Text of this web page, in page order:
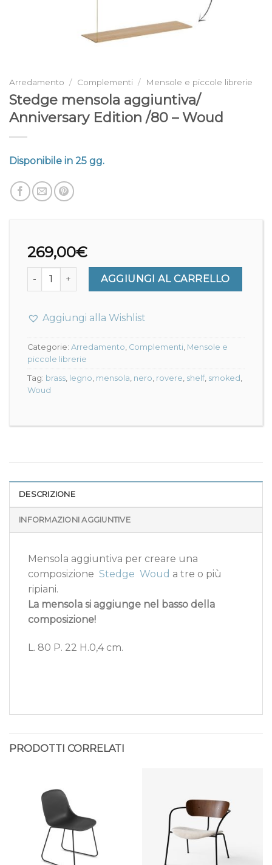
Arredamento / Complementi / Mensole e piccole librerie
Stedge mensola aggiuntiva/
Anniversary Edition /80 – Woud
Disponibile in 25 gg.
269,00€
Stedge mensola aggiuntiva/ Anniversary Edition /80 -
AGGIUNGI AL CARRELLO
Aggiungi alla Wishlist
Categorie: Arredamento, Complementi, Mensole e
piccole librerie
Tag: brass, legno, mensola, nero, rovere, shelf, smoked ,
Woud
DESCRIZIONE
INFORMAZIONI AGGIUNTIVE
Mensola aggiuntiva per creare una
composizione Stedge Woud a tre o più
ripiani.
La mensola si aggiunge nel basso della
composizione!
L. 80 P. 22 H.0,4 cm.
PRODOTTI CORRELATI